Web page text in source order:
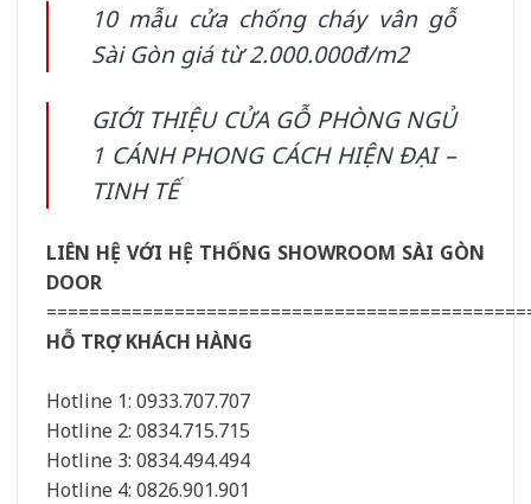
10 mẫu cửa chống cháy vân gỗ
Sài Gòn giá từ 2.000.000đ/m2
GIỚI THIỆU CỬA GỖ PHÒNG NGỦ
1 CÁNH PHONG CÁCH HIỆN ĐẠI –
TINH TẾ
LIÊN HỆ VỚI HỆ THỐNG SHOWROOM SÀI GÒN
DOOR
HỖ TRỢ KHÁCH HÀNG
Hotline 1: 0933.707.707
Hotline 2: 0834.715.715
Hotline 3: 0834.494.494
Hotline 4: 0826.901.901